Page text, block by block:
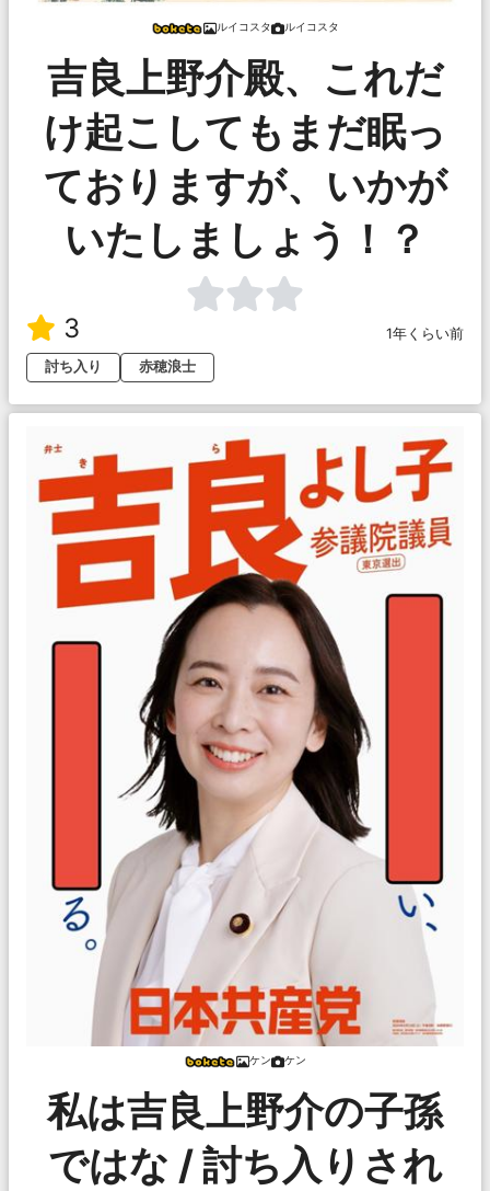
ルイコスタ ルイコスタ
吉良上野介殿、これだ
け起こしてもまだ眠っ
ておりますが、いかが
いたしましょう！？
3
1年くらい前
討ち入り
赤穂浪士
ケン ケン
私は吉良上野介の子孫
ではな / 討ち入りされ